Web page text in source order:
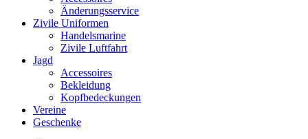
Änderungsservice
Zivile Uniformen
Handelsmarine
Zivile Luftfahrt
Jagd
Accessoires
Bekleidung
Kopfbedeckungen
Vereine
Geschenke